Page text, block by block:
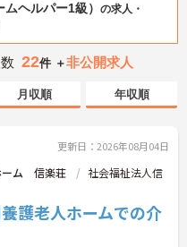
ヘルパー1級） の求人・
22件 ＋非公開求人
月収順 年収順
更新日：2026年08月04日
ーム 信楽荘
社会福祉法人信
護老人ホームでの介